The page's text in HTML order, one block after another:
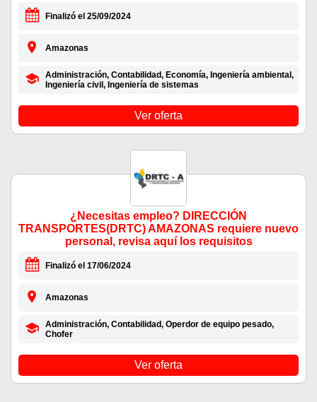
Finalizó el 25/09/2024
Amazonas
Administración, Contabilidad, Economía, Ingeniería ambiental,
Ingeniería civil, Ingeniería de sistemas
Ver oferta
¿Necesitas empleo? DIRECCIÓN
TRANSPORTES(DRTC) AMAZONAS requiere nuevo
personal, revisa aquí los requisitos
Finalizó el 17/06/2024
Amazonas
Administración, Contabilidad, Operdor de equipo pesado,
Chofer
Ver oferta